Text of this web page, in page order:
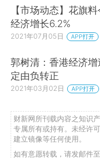
【市场动态】花旗
经济增长6.2%
2021年07月05日 APP打开
郭树清：香港经济
定由负转正
2021年03月02日 APP打开
财新网所刊载内容之知识
专属所有或持有。未经许
建立镜像等任何使用。
如有意愿转载，请发邮件至